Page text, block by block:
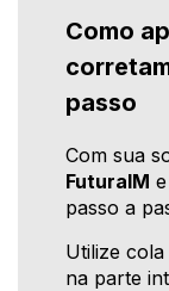
Como
passo
Com sua
FuturaIM
passo a
Utilize
na parte